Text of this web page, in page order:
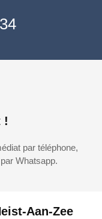
Aan-Zee
!
par téléphone,
Whatsapp.